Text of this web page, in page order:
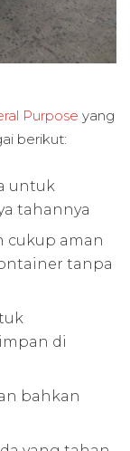
Purpose yang
berikut:
untuk
tahannya
cukup aman
tanpa
di
bahkan